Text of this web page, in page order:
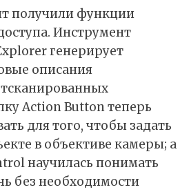
получили функции
Инструмент
генерирует
описания
Action Button теперь
для того, чтобы задать
в объективе камеры; а
научилась понимать
без необходимости